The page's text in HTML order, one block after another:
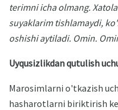
terimni icha olmang.
suyaklarim tishlamaydi,
oshishi aytiladi. Omin.
Uyqusizlikdan qutulish
Marosimlarni o'tkazish
hasharotlarni biriktirish